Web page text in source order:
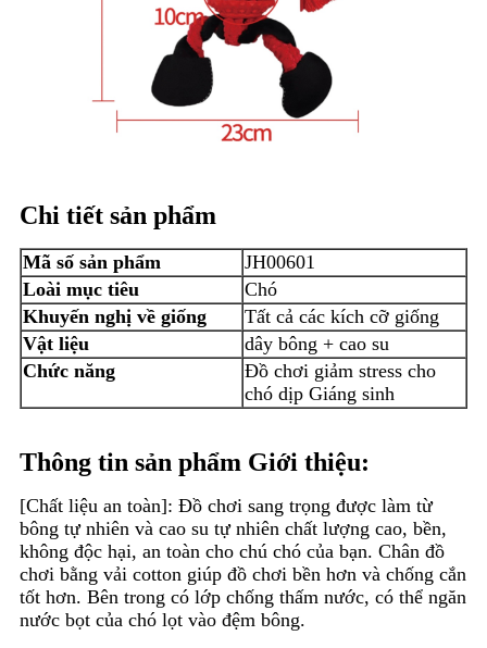
Chi tiết sản phẩm
Mã số sản phẩm
JH00601
Loài mục tiêu
Chó
Khuyến nghị về giống
Tất cả các kích cỡ giống
Vật liệu
dây bông + cao su
Chức năng
Đồ chơi giảm stress cho
chó dịp Giáng sinh
Thông tin sản phẩm Giới thiệu:
[Chất liệu an toàn]: Đồ chơi sang trọng được làm từ
bông tự nhiên và cao su tự nhiên chất lượng cao, bền,
không độc hại, an toàn cho chú chó của bạn. Chân đồ
chơi bằng vải cotton giúp đồ chơi bền hơn và chống cắn
tốt hơn. Bên trong có lớp chống thấm nước, có thể ngăn
nước bọt của chó lọt vào đệm bông.